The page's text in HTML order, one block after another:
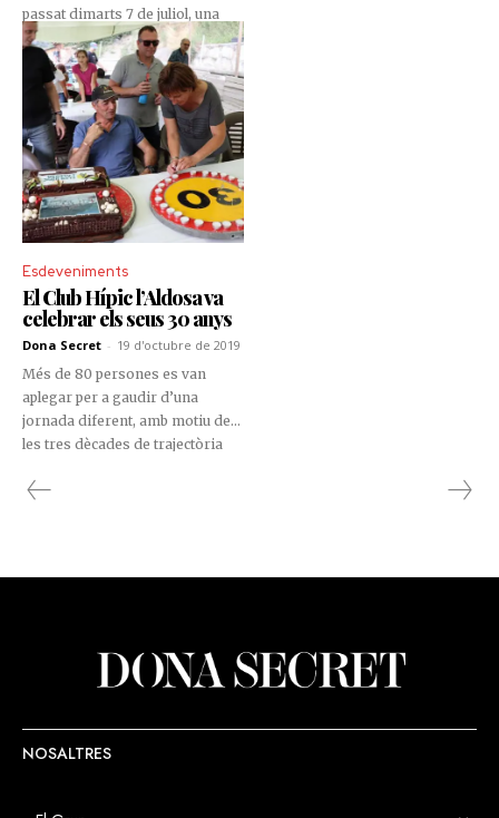
passat dimarts 7 de juliol, una
recepció al Cos Consular
acreditat al Principat d’Andorra,
en el marc de la commemoració
del 30è aniversari de l’adhesió
d’Andorra a la Convenció de
Viena sobre relacions consulars.
Esdeveniments
El Club Hípic l’Aldosa va
celebrar els seus 30 anys
Dona Secret - 19 d'octubre de 2019
Més de 80 persones es van
aplegar per a gaudir d’una
jornada diferent, amb motiu de
les tres dècades de trajectòria
NOSALTRES